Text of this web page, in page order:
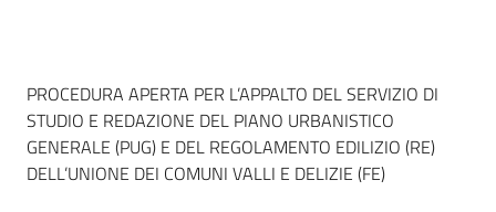
Dati del bando
PROCEDURA APERTA PER L’APPALTO DEL SERVIZIO DI
STUDIO E REDAZIONE DEL PIANO URBANISTICO
GENERALE (PUG) E DEL REGOLAMENTO EDILIZIO (RE)
DELL’UNIONE DEI COMUNI VALLI E DELIZIE (FE)